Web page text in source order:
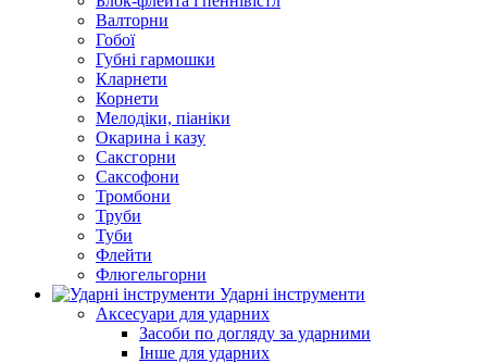
Валторни
Гобої
Губні гармошки
Кларнети
Корнети
Мелодіки, піаніки
Окарина і казу
Саксгорни
Саксофони
Тромбони
Труби
Туби
Флейти
Флюгельгорни
Ударні інструменти
Аксесуари для ударних
Засоби по догляду за ударними
Інше для ударних